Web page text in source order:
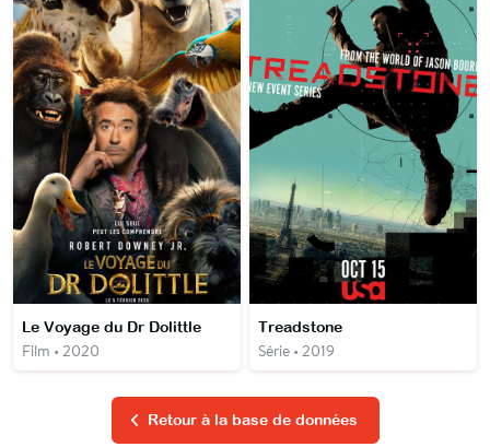
Le Voyage du Dr Dolittle
Film • 2020
Treadstone
Série • 2019
Retour à la base de données